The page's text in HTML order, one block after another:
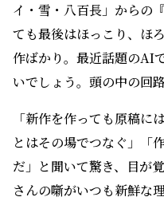
イ・雪・八百長」からの
ても最後はほっこり、ほ
作ばかり。最近話題のAI
いでしょう。頭の中の回
「新作を作っても原稿に
とはその場でつなぐ」「
だ」と聞いて驚き、目が
さんの噺がいつも新鮮な